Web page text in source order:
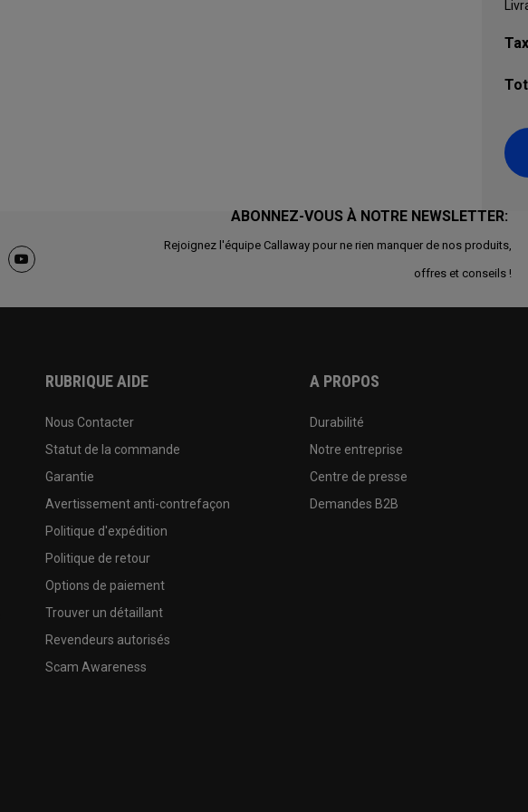
ABONNEZ-VOUS À NOTRE NEWSLETTER:
Rejoignez l'équipe Callaway pour ne rien manquer de nos produits,
offres et conseils !
RUBRIQUE AIDE
Nous Contacter
Statut de la commande
Garantie
Avertissement anti-contrefaçon
Politique d'expédition
Politique de retour
Options de paiement
Trouver un détaillant
Revendeurs autorisés
Scam Awareness
A PROPOS
Durabilité
Notre entreprise
Centre de presse
Demandes B2B